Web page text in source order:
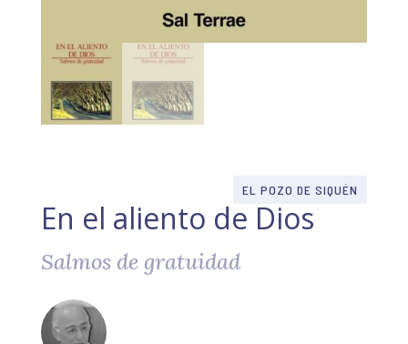
EL POZO DE SIQUÉN
En el aliento de Dios
Salmos de gratuidad